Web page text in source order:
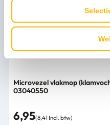
Microvezel vlakmop
03040550
6,95(8,41 Incl. btw)